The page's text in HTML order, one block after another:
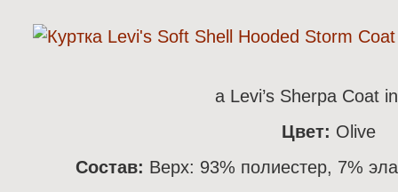
а Levi’s Sherpa Coat
Цвет: Olive
Состав: Верх: 93% полиестер, 7%